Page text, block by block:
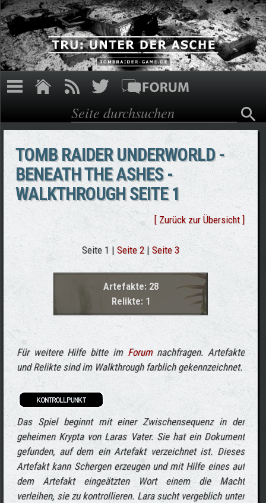
Direkt zum Inhalt
Suchformular
Suche
TOMB RAIDER UNDERWORLD -
BENEATH THE ASHES -
WALKTHROUGH SEITE 1
[ Zurück zur Übersicht ]
Seite 1 | Seite 2| Seite 3
Artefakte: 28
Relikte: 1
Für weitere Hilfe bitte im Forumnachfragen. Artefakte
und Relikte sind im Walkthrough farblich gekennzeichnet.
Das Spiel beginnt mit einer Zwischensequenz in der
geheimen Krypta von Laras Vater. Sie hat ein Dokument
gefunden, auf dem ein Artefakt verzeichnet ist. Dieses
Artefakt kann Schergen erzeugen und mit Hilfe eines auf
dem Artefakt eingeätzten Wort einem die Macht
verleihen, sie zu kontrollieren. Lara sucht vergeblich unter